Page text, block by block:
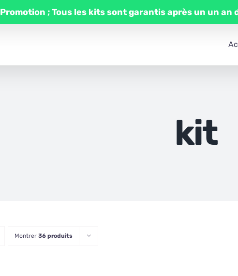
Promotion ; Tous les kits sont garantis après un un
kit
Montrer 36 produits